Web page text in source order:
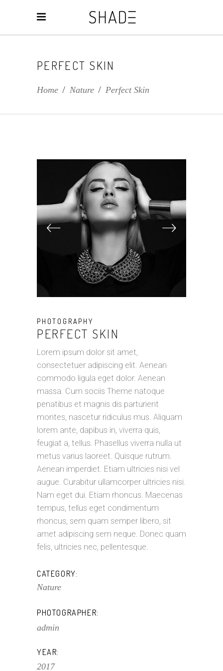
PERFECT SKIN
Home / Nature / Perfect Skin
PHOTOGRAPHY
PERFECT SKIN
Lorem ipsum dolor sit amet,
consectetuer adipiscing elit. Aenean
commodo ligula eget dolor. Aenean
massa. Cum sociis Theme natoque
penatibus et magnis dis parturient
montes, nascetur ridiculus mus. Aliquam
lorem ante, dapibus in, viverra quis,
feugiat a, tellus. Phasellus viverra nulla ut
metus varius laoreet. Quisque rutrum.
Aenean imperdiet. Etiam ultricies nisi vel
augue. Curabitur ullamcorper ultricies nisi.
Nam eget dui. Etiam rhoncus. Maecenas
tempus, tellus eget condimentum
rhoncus, sem quam semper libero, sit
amet adipiscing sem neque. Donec quam
felis, ultricies nec, pellentesque.
CATEGORY:
Nature
PHOTOGRAPHER:
admin
YEAR:
2017